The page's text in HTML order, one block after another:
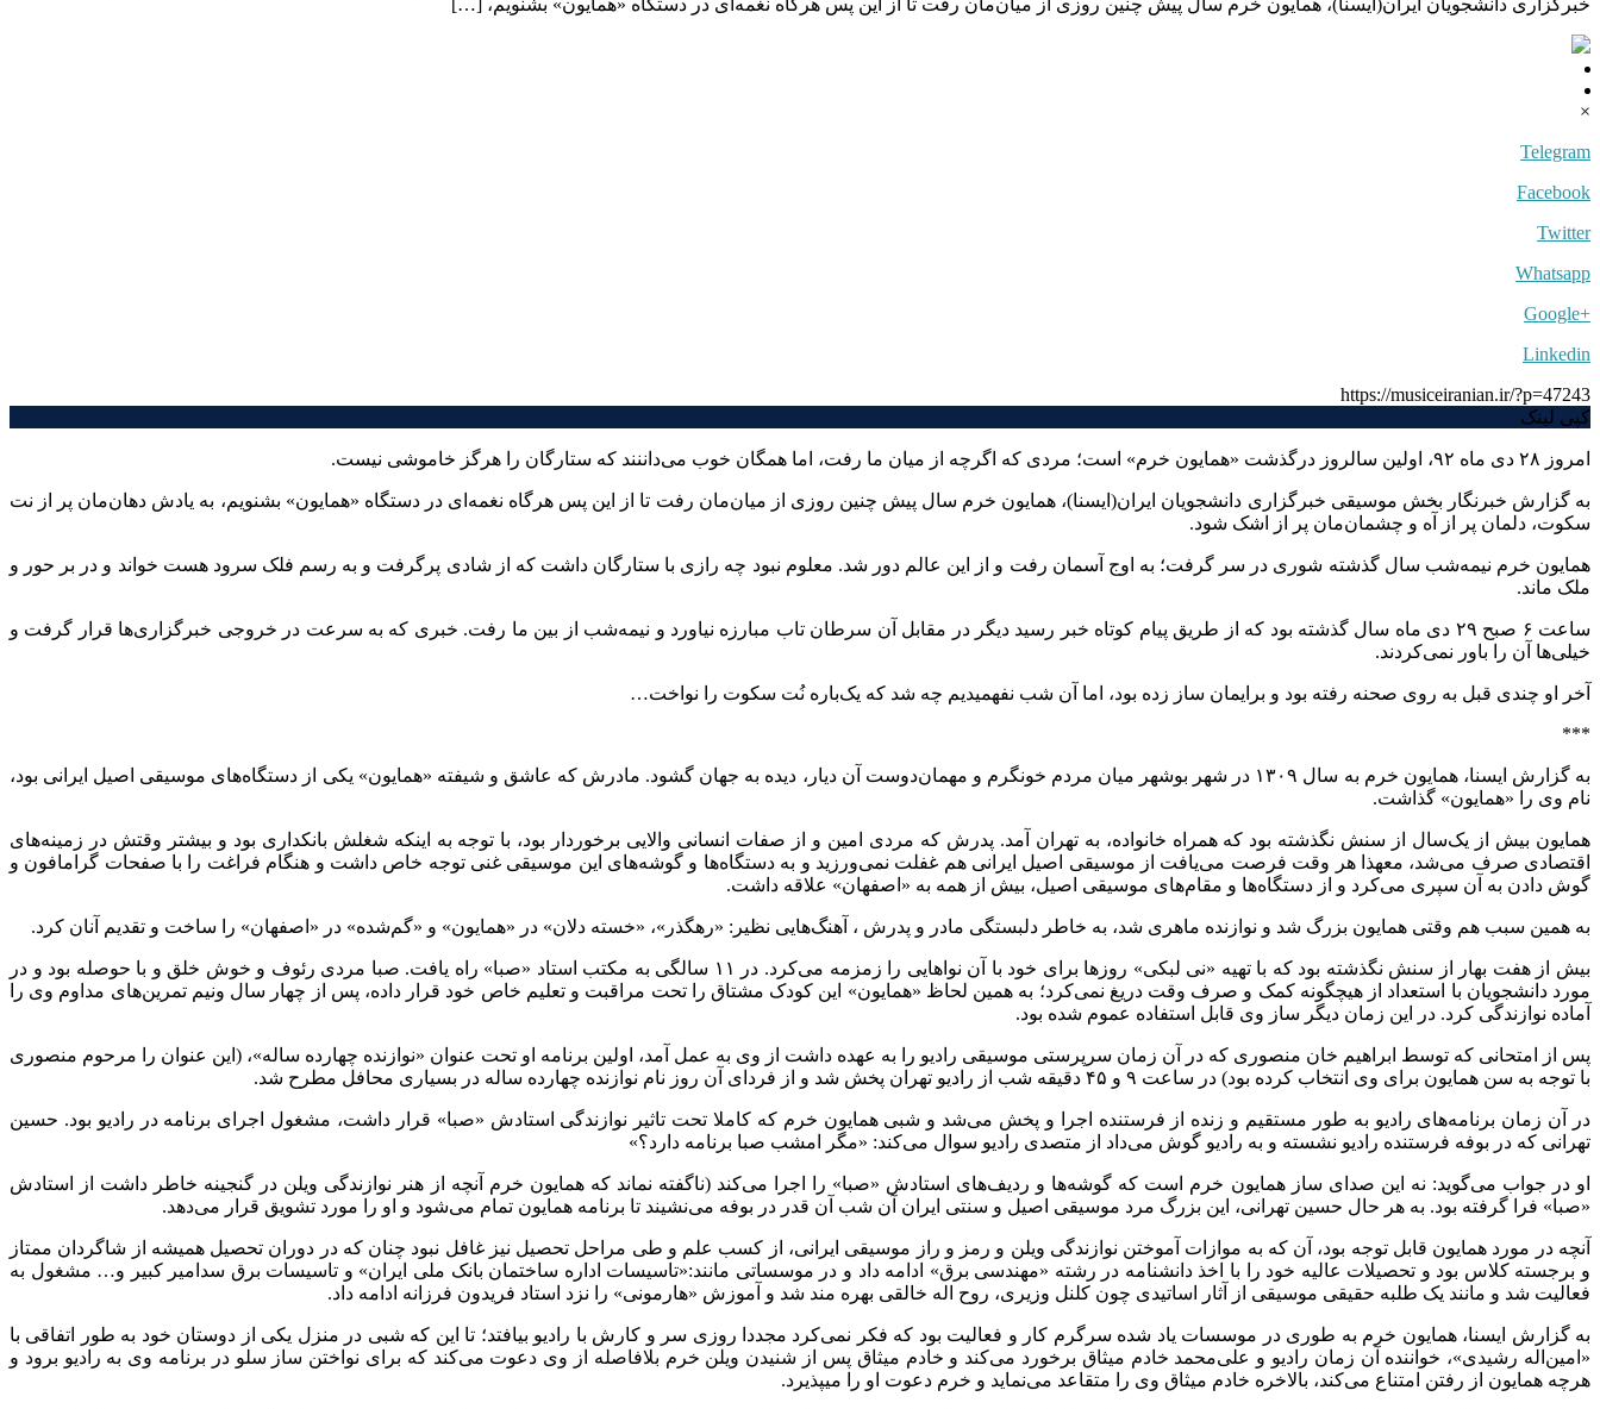
×
Telegram
Facebook
Twitter
Whatsapp
+Google
Linkedin
https://musiceiranian.ir/?p=47243
کپی لینک
امروز ۲۸ دی ماه ۹۲، اولین سالروز درگذشت «همایون خرم» است؛ مردی که اگرچه از میان ما رفت، اما همگان خوب می‌داننند که ستارگان را هرگز خاموشی نیست.
به گزارش خبرنگار بخش موسیقی خبرگزاری دانشجویان ایران(ایسنا)، همایون خرم سال پیش چنین روزی از میان‌مان رفت تا از این پس هرگاه نغمه‌ای در دستگاه «همایون» بشنویم، به یادش دهان‌مان پر از نت
سکوت، دلمان پر از آه و چشمان‌مان پر از اشک شود.
همایون خرم نیمه‌شب سال گذشته شوری در سر گرفت؛ به اوج آسمان رفت و از این عالم دور شد. معلوم نبود چه رازی با ستارگان داشت که از شادی پرگرفت و به رسم فلک سرود هست خواند و در بر حور و
ملک ماند.
ساعت ۶ صبح ۲۹ دی ماه سال گذشته بود که از طریق پیام کوتاه خبر رسید دیگر در مقابل آن سرطان تاب مبارزه نیاورد و نیمه‌شب از بین ما رفت. خبری که به سرعت در خروجی خبرگزاری‌ها قرار گرفت و
خیلی‌ها آن را باور نمی‌کردند.
آخر او چندی قبل به روی صحنه رفته بود و برایمان ساز زده بود، اما آن شب نفهمیدیم چه شد که یک‌باره نُت سکوت را نواخت…
***
به گزارش ایسنا، همایون خرم به سال ۱۳۰۹ در شهر بوشهر میان مردم خونگرم و مهمان‌دوست آن دیار‌، دیده به جهان گشود. مادرش که عاشق و شیفته «همایون» یکی از دستگاه‌های موسیقی اصیل ایرانی بود،
نام وی را «همایون» گذاشت.
همایون بیش از یک‌سال از سنش نگذشته بود که همراه خانواده‌، به تهران آمد. پدرش که مردی امین و از صفات انسانی والایی برخوردار بود‌، با توجه به اینکه شغلش بانکداری بود و بیشتر وقتش در زمینه‌های
اقتصادی صرف می‌شد، معهذا هر وقت فرصت می‌یافت از موسیقی اصیل ایرانی هم غفلت نمی‌ورزید و به دستگاه‌ها و گوشه‌های این موسیقی غنی توجه خاص داشت و هنگام فراغت را با صفحات گرامافون و
گوش دادن به آن سپری می‌کرد و از دستگاه‌ها و مقام‌های موسیقی اصیل،‌ بیش از همه به «اصفهان» علاقه داشت.
به همین سبب هم وقتی همایون بزرگ شد و نوازنده ماهری شد‌، به خاطر دلبستگی مادر و پدرش ‌، آهنگ‌هایی نظیر: «رهگذر»، «خسته دلان» در «همایون» و «گم‌شده» در «اصفهان» را ساخت و تقدیم آنان کرد.
بیش از هفت بهار از سنش نگذشته بود که با تهیه «نی لبکی» روزها برای خود با آن نواهایی را زمزمه می‌کرد. در ۱۱ سالگی به مکتب استاد «صبا» راه یافت. صبا مردی رئوف و خوش خلق و با حوصله بود و در
مورد دانشجویان با استعداد از هیچگونه کمک و صرف وقت دریغ نمی‌کرد؛‌ به همین لحاظ «همایون» این کودک مشتاق را تحت مراقبت و تعلیم خاص خود قرار داده‌، پس از چهار سال ونیم تمرین‌های مداوم وی را
آماده نوازندگی کرد. در این زمان دیگر ساز وی قابل استفاده عموم شده بود.
پس از امتحانی که توسط ابراهیم خان منصوری که در آن زمان سرپرستی موسیقی رادیو را به عهده داشت از وی به عمل آمد،‌ اولین برنامه او تحت عنوان «نوازنده چهارده ساله»، (این عنوان را مرحوم منصوری
با توجه به سن همایون برای وی انتخاب کرده بود) در ساعت ۹ و ۴۵ دقیقه شب از رادیو تهران پخش شد و از فردای آن روز نام نوازنده چهارده ساله در بسیاری محافل مطرح شد.
در آن زمان برنامه‌های رادیو به طور مستقیم و زنده از فرستنده اجرا و پخش می‌شد و شبی همایون خرم که کاملا تحت تاثیر نوازندگی استادش «صبا» قرار داشت، مشغول اجرای برنامه در رادیو بود. حسین
تهرانی که در بوفه فرستنده رادیو نشسته و به رادیو گوش می‌داد از متصدی رادیو سوال می‌کند: «مگر امشب صبا برنامه دارد؟»
او در جواب می‌گوید: نه این صدای ساز همایون خرم است که گوشه‌ها و ردیف‌های استادش «صبا» را اجرا می‌کند (ناگفته نماند که همایون خرم آنچه از هنر نوازندگی ویلن در گنجینه خاطر داشت از استادش
«صبا» فرا گرفته بود. به هر حال حسین تهرانی‌، این بزرگ مرد موسیقی اصیل و سنتی ایران آن شب آن قدر در بوفه می‌نشیند تا برنامه همایون تمام می‌شود و او را مورد تشویق قرار می‌دهد.
آنچه در مورد همایون قابل توجه بود، آن که به موازات آموختن نوازندگی ویلن و رمز و راز موسیقی ایرانی‌، از کسب علم و طی مراحل تحصیل نیز غافل نبود چنان که در دوران تحصیل همیشه از شاگردان ممتاز
و برجسته کلاس بود و تحصیلات عالیه خود را با اخذ دانشنامه در رشته «مهندسی برق» ادامه داد و در موسساتی مانند:«تاسیسات اداره ساختمان بانک ملی ایران» و تاسیسات برق سدامیر کبیر و… مشغول به
فعالیت شد و مانند یک طلبه حقیقی موسیقی از آثار اساتیدی چون کلنل وزیری‌، روح اله خالقی بهره مند شد و آموزش «هارمونی» را نزد استاد فریدون فرزانه ادامه داد.
به گزارش ایسنا، همایون خرم به طوری در موسسات یاد شده سرگرم کار و فعالیت بود که فکر نمی‌کرد مجددا روزی سر و کارش با رادیو بیافتد؛‌ تا این که شبی در منزل یکی از دوستان خود به طور اتفاقی با
«امین‌اله رشیدی»، خواننده آن زمان رادیو و علی‌محمد خادم میثاق برخورد می‌کند و خادم میثاق پس از شنیدن ویلن خرم بلافاصله از وی دعوت می‌کند که برای نواختن ساز سلو در برنامه وی به رادیو برود و
هرچه همایون از رفتن امتناع می‌کند،‌ بالاخره خادم میثاق وی را متقاعد می‌نماید و خرم دعوت او را میپذیرد.